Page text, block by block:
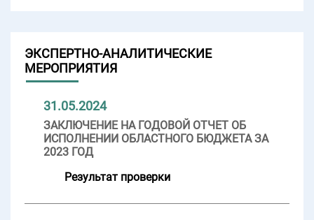
ЭКСПЕРТНО-АНАЛИТИЧЕСКИЕ
МЕРОПРИЯТИЯ
31.05.2024
ЗАКЛЮЧЕНИЕ НА ГОДОВОЙ ОТЧЕТ ОБ
ИСПОЛНЕНИИ ОБЛАСТНОГО БЮДЖЕТА ЗА
2023 ГОД
Результат проверки